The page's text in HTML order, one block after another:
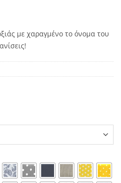
με χαραγμένο το όνομα του